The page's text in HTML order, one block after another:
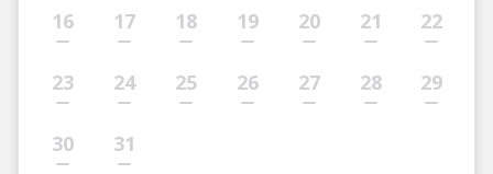
16 17 18 19 20 21 22
23 24 25 26 27 28 29
30 31